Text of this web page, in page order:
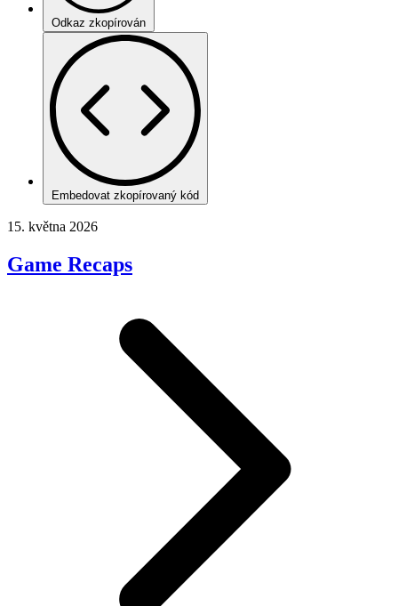
Odkaz zkopírován
Embedovat zkopírovaný kód
15. května 2026
Game Recaps